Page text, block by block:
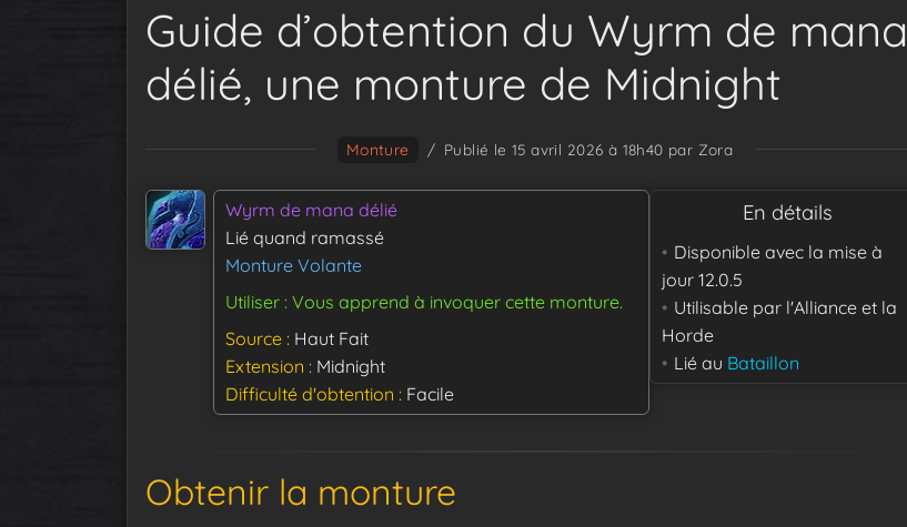
Guide d’obtention du Wyrm de mana
délié, une monture de Midnight
Monture / Publié le 15 avril 2026 à 18h40 par Zora
Wyrm de mana délié
Lié quand ramassé
Monture Volante
Utiliser : Vous apprend à invoquer cette monture.
Source Haut Fait
Extension
Midnight
Difficulté d'obtention
Facile
En détails
Disponible avec la mise à
jour 12.0.5
Utilisable par l'Alliance et la
Horde
Lié au Bataillon
Obtenir la monture